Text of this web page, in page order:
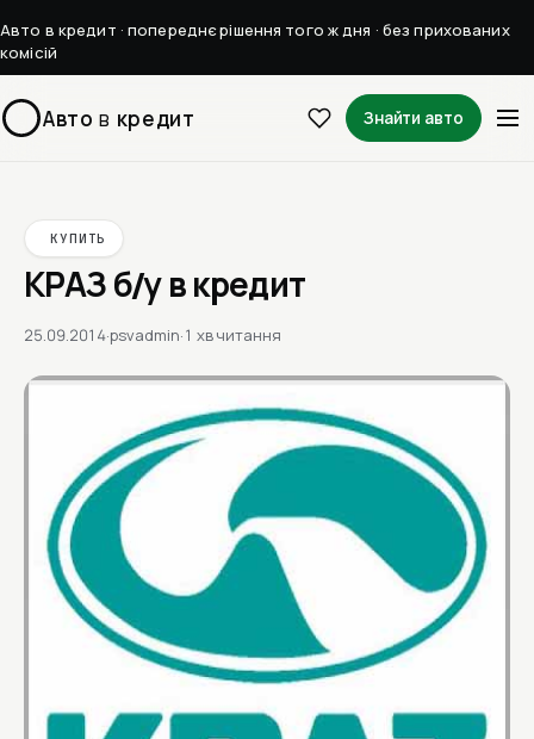
Авто в кредит · попереднє рішення того ж дня · без прихованих
комісій
Авто в кредит Знайти авто
КУПИТЬ
КРАЗ б/у в кредит
25.09.2014·psvadmin·1 хв читання